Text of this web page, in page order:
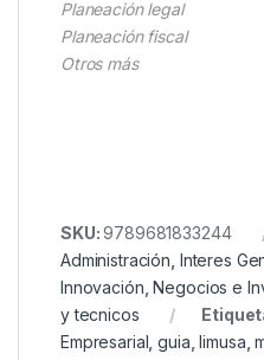
Planeación legal
Planeación fiscal
Otros más
SKU:9789681833244
Administración Interes
Innovación ,Negocios e
y tecnicos
Empresarial ,guia ,limusa ,